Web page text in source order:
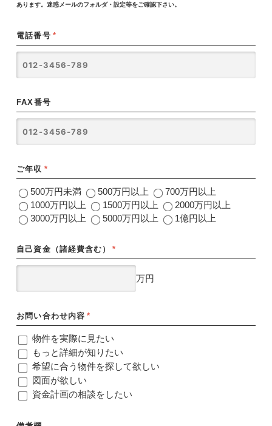
あります。迷惑メールのフォルダ・設定等をご確認下さい。
電話番号 *
FAX番号
ご年収 *
500万円未満 500万円以上
700万円以上
1000万円以上
1500万円以上
2000万円以上
3000万円以上
5000万円以上 1億円以上
自己資金（諸経費含む） *
万円
お問い合わせ内容 *
物件を実際に見たい
もっと詳細が知りたい
希望に合う物件を探して欲しい
図面が欲しい
資金計画の相談をしたい